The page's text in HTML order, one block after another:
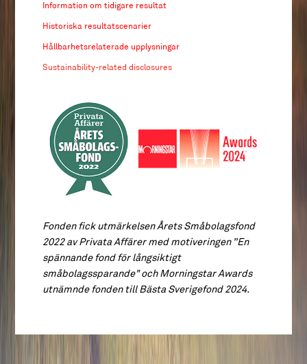
Information om tidigare resultat
Historiska resultatscenarier
Hållbarhetsrelaterade upplysningar
Sustainability-related disclosures
Fonden fick utmärkelsen Årets Småbolagsfond
2022 av Privata Affärer med motiveringen ”En
spännande fond för långsiktigt
småbolagssparande" ochMorningstar Awards
utnämnde fonden till Bästa Sverigefond 2024.